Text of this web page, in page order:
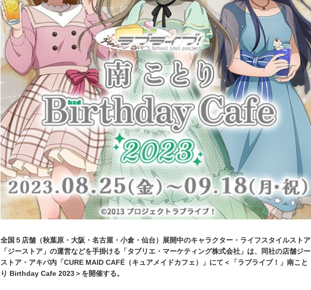
全国５店舗（秋葉原・大阪・名古屋・小倉・仙台）展開中のキャラクター・ライフスタイルストア
「ジーストア」の運営などを手掛ける「タブリエ・マーケティング株式会社」は、同社の店舗ジー
ストア・アキバ内「CURE MAID CAFÉ（キュアメイドカフェ）」にて＜「ラブライブ！」南こと
り Birthday Cafe 2023＞を開催する。